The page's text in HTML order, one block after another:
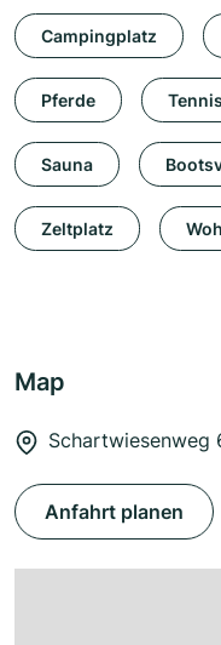
Campingplatz
Pferde
Sauna
Zeltplatz
Map
Schartwiesenweg
Anfahrt planen